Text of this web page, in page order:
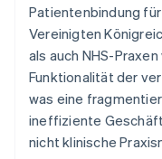
Patientenbindung
Vereinigten
als auch NHS-
Funktionalität der
was eine
ineffiziente
nicht klinische